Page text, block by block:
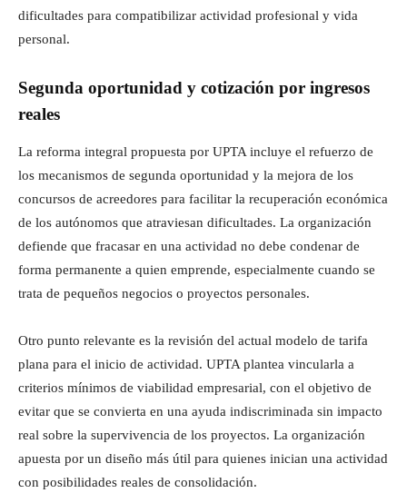
dificultades para compatibilizar actividad profesional y vida
personal.
Segunda oportunidad y cotización por ingresos
reales
La reforma integral propuesta por UPTA incluye el refuerzo de
los mecanismos de segunda oportunidad y la mejora de los
concursos de acreedores para facilitar la recuperación económica
de los autónomos que atraviesan dificultades. La organización
defiende que fracasar en una actividad no debe condenar de
forma permanente a quien emprende, especialmente cuando se
trata de pequeños negocios o proyectos personales.
Otro punto relevante es la revisión del actual modelo de tarifa
plana para el inicio de actividad. UPTA plantea vincularla a
criterios mínimos de viabilidad empresarial, con el objetivo de
evitar que se convierta en una ayuda indiscriminada sin impacto
real sobre la supervivencia de los proyectos. La organización
apuesta por un diseño más útil para quienes inician una actividad
con posibilidades reales de consolidación.